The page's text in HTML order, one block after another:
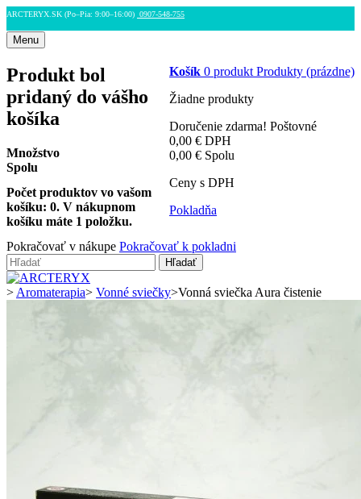
ARCTERYX.SK (Po–Pia: 9:00–16:00) 0907-548-755
Menu
Košík 0 produkt Produkty (prázdne)
Žiadne produkty
Doručenie zdarma! Poštovné
0,00 € DPH
0,00 € Spolu
Ceny s DPH
Pokladňa
Produkt bol
pridaný do vášho
košíka
Množstvo
Spolu
Počet produktov vo vašom
košíku: 0. V nákupnom
košíku máte 1 položku.
Pokračovať v nákupe Pokračovať k pokladni
Hľadať
> Aromaterapia> Vonné sviečky>Vonná sviečka Aura čistenie